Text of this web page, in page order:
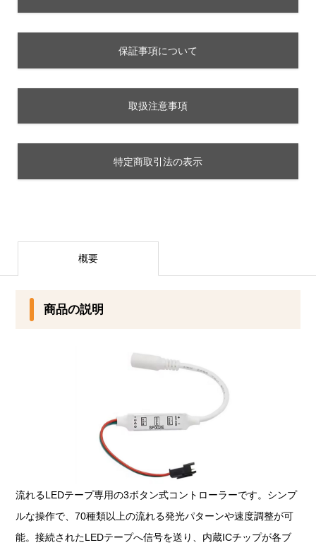
保証事項について
取扱注意事項
特定商取引法の表示
概要
商品の説明
流れるLEDテープ専用の3ボタン式コントローラーです。シンプ
ルな操作で、70種類以上の流れる発光パターンや速度調整が可
能。接続されたLEDテープへ信号を送り、内蔵ICチップが各ブ